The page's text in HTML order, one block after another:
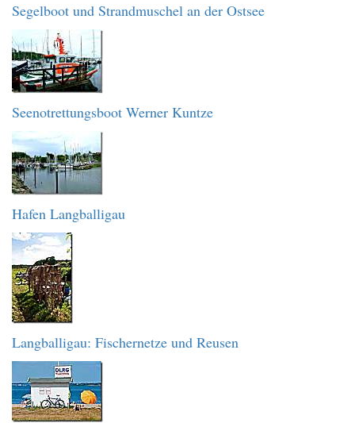
Segelboot und Strandmuschel an der Ostsee
Seenotrettungsboot Werner Kuntze
Hafen Langballigau
Langballigau: Fischernetze und Reusen